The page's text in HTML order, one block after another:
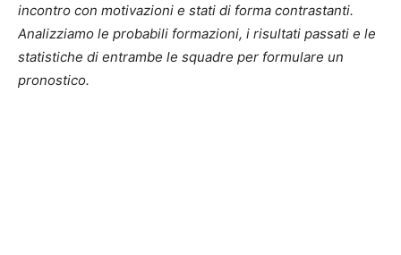
incontro con motivazioni e stati di forma contrastanti.
Analizziamo le probabili formazioni, i risultati passati e le
statistiche di entrambe le squadre per formulare un
pronostico.